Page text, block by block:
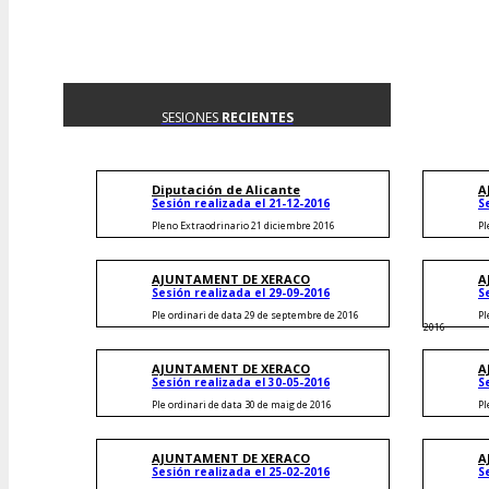
SESIONES RECIENTES
Diputación de Alicante
Sesión realizada el 21-12-2016
Pleno Extraodrinario 21 diciembre 2016
AJUNTAMENT DE XERACO
Sesión realizada el 29-09-2016
Ple ordinari de data 29 de septembre de 2016
2016
AJUNTAMENT DE XERACO
Sesión realizada el 30-05-2016
Ple ordinari de data 30 de maig de 2016
AJUNTAMENT DE XERACO
Sesión realizada el 25-02-2016